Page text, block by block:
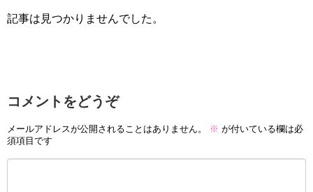
記事は見つかりませんでした。
コメントをどうぞ
メールアドレスが公開されることはありません。 ※ が付いている欄は必
須項目です